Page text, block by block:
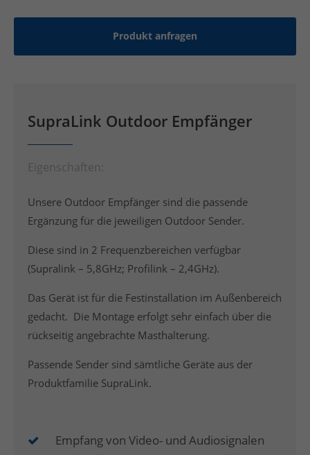
Produkt anfragen
SupraLink Outdoor Empfänger
Eigenschaften:
Unsere Outdoor Empfänger sind die passende
Ergänzung für die jeweiligen Outdoor Sender.
Diese sind in 2 Frequenzbereichen verfügbar
(Supralink – 5,8GHz; Profilink – 2,4GHz).
Das Gerät ist für die Festinstallation im Außenbereich
gedacht. Die Montage erfolgt sehr einfach über die
rückseitig angebrachte Masthalterung.
Passende Sender sind sämtliche Geräte aus der
Produktfamilie SupraLink.
Empfang von Video- und Audiosignalen